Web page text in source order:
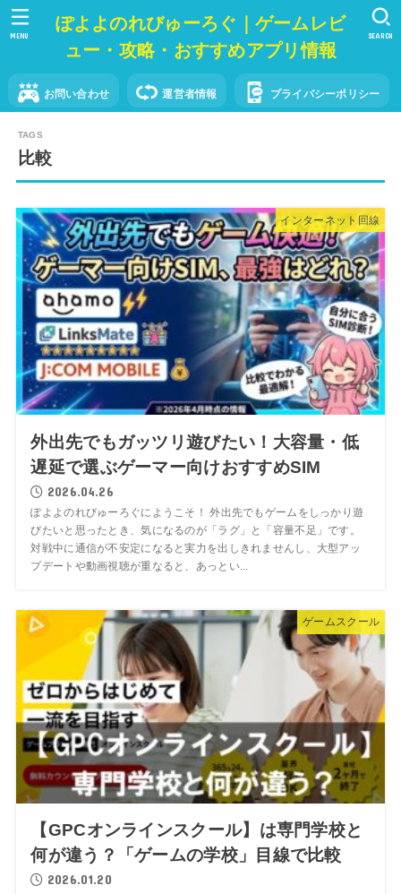
ぽよよのれびゅーろぐ｜ゲームレビ
ュー・攻略・おすすめアプリ情報
お問い合わせ 運営者情報 プライバシーポリシー
SEARCH
MENU
比較
インターネット回線
外出先でもガッツリ遊びたい！大容量・低
遅延で選ぶゲーマー向けおすすめSIM
2026.04.26
ぽよよのれびゅーろぐにようこそ！ 外出先でもゲームをしっかり遊
びたいと思ったとき、気になるのが「ラグ」と「容量不足」です。
対戦中に通信が不安定になると実力を出しきれませんし、大型アッ
プデートや動画視聴が重なると、あっとい...
ゲームスクール
【GPCオンラインスクール】は専門学校と
何が違う？「ゲームの学校」目線で比較
2026.01.20